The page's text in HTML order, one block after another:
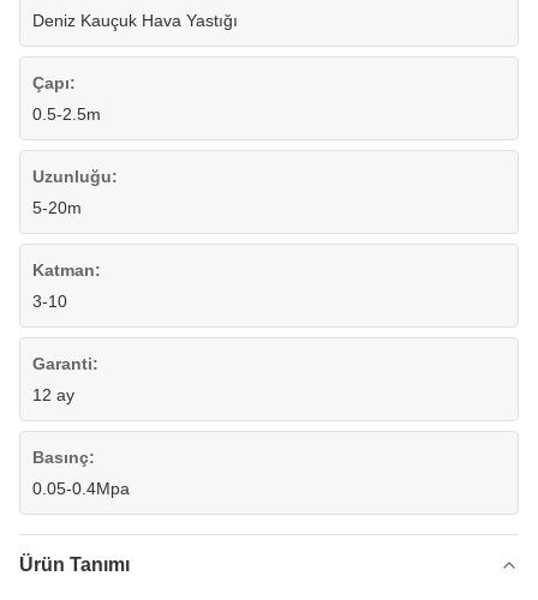
Deniz Kauçuk Hava Yastığı
Çapı:
0.5-2.5m
Uzunluğu:
5-20m
Katman:
3-10
Garanti:
12 ay
Basınç:
0.05-0.4Mpa
Ürün Tanımı